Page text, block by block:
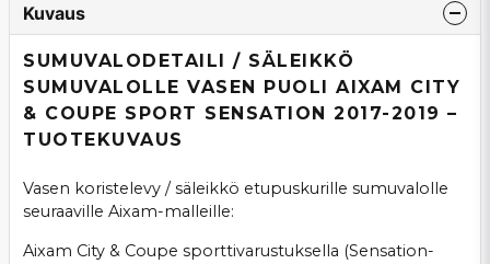
Kuvaus
SUMUVALODETAILI / SÄLEIKKÖ
SUMUVALOLLE VASEN PUOLI AIXAM CITY
& COUPE SPORT SENSATION 2017-2019 –
TUOTEKUVAUS
Vasen koristelevy / säleikkö etupuskurille sumuvalolle
seuraaville Aixam-malleille:
Aixam City & Coupe sporttivarustuksella (Sensation-